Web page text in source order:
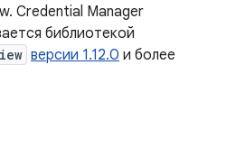
Credential Manager
библиотекой
версии 1.12.0 и более